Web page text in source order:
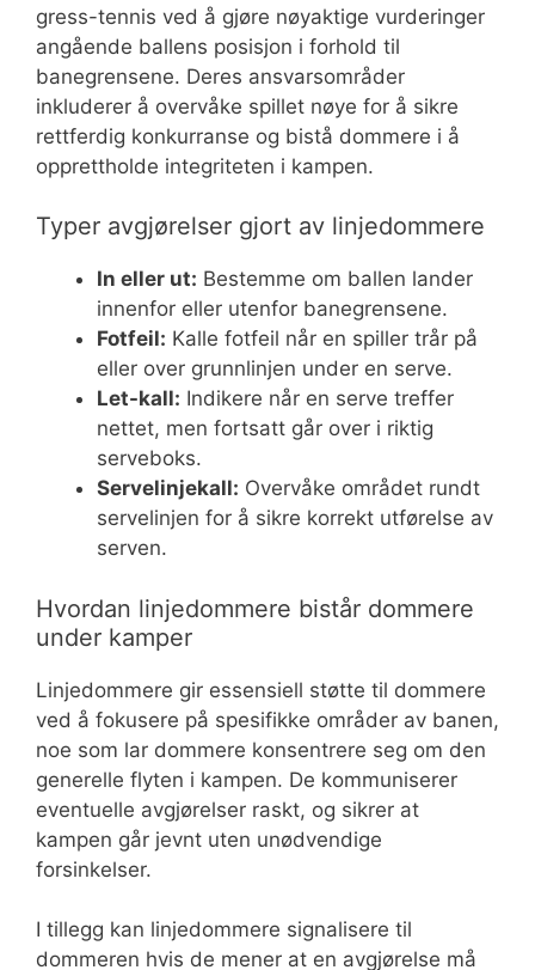
gress-tennis ved å gjøre nøyaktige vurderinger
angående ballens posisjon i forhold til
banegrensene. Deres ansvarsområder
inkluderer å overvåke spillet nøye for å sikre
rettferdig konkurranse og bistå dommere i å
opprettholde integriteten i kampen.
Typer avgjørelser gjort av linjedommere
In eller ut: Bestemme om ballen lander
innenfor eller utenfor banegrensene.
Fotfeil: Kalle fotfeil når en spiller trår på
eller over grunnlinjen under en serve.
Let-kall: Indikere når en serve treffer
nettet, men fortsatt går over i riktig
serveboks.
Servelinjekall: Overvåke området rundt
servelinjen for å sikre korrekt utførelse av
serven.
Hvordan linjedommere bistår dommere
under kamper
Linjedommere gir essensiell støtte til dommere
ved å fokusere på spesifikke områder av banen,
noe som lar dommere konsentrere seg om den
generelle flyten i kampen. De kommuniserer
eventuelle avgjørelser raskt, og sikrer at
kampen går jevnt uten unødvendige
forsinkelser.
I tillegg kan linjedommere signalisere til
dommeren hvis de mener at en avgjørelse må